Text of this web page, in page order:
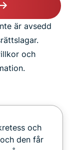
är avsedd
och
och
den får